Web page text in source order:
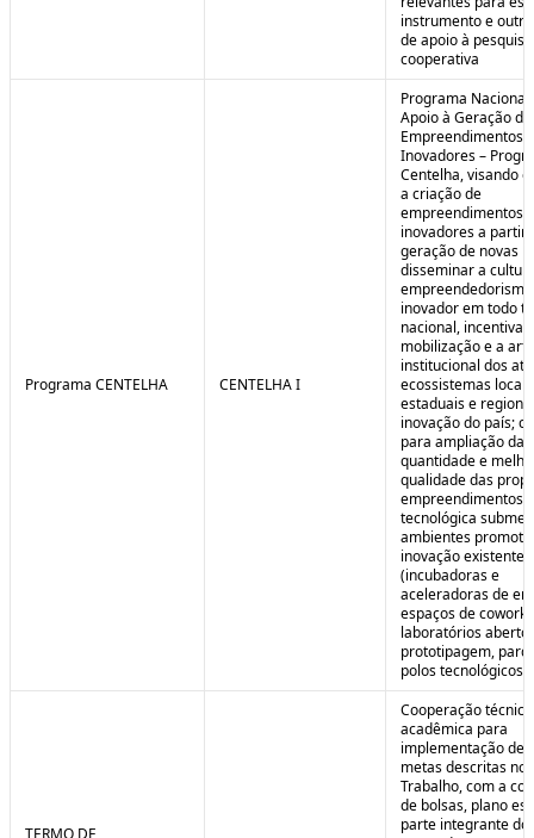
instrumento e
de apoio à pesquisa
cooperativa
Programa CENTELHA CENTELHA I
Programa Nacional
Apoio à Geração de
Empreendimentos
Inovadores –
Centelha, visando
a criação de
empreendimentos
inovadores a partir
geração de novas
disseminar a
empreendedorismo
inovador em todo
nacional,
mobilização e a
institucional dos
ecossistemas
estaduais e
inovação do país;
para ampliação da
quantidade e
qualidade das
empreendimentos
tecnológica
ambientes
inovação
(incubadoras e
aceleradoras de
espaços de
laboratórios
prototipagem,
polos tecnológicos
TERMO DE
Cooperação
acadêmica para
implementação de
metas descritas no
Trabalho, com a
de bolsas, plano
parte integrante do